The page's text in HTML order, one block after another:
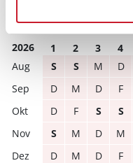
2026 1 2 3 4
S
S M D
D
M D F
D
F S S
S
M D M
D
M D F